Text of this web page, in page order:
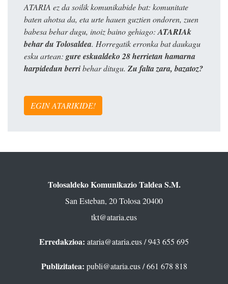
ATARIA ez da soilik komunikabide bat: komunitate
baten ahotsa da, eta urte hauen guztien ondoren, zuen
babesa behar dugu, inoiz baino gehiago:ATARIAk
behar du Tolosaldea. Horregatik erronka bat daukagu
esku artean: gure eskualdeko 28 herrietan hamarna
harpidedun berribehar ditugu. Zu falta zara, bazatoz?
EGIN ATARIKIDE!
Tolosaldeko Komunikazio Taldea S.M.
San Esteban, 20 Tolosa 20400
tkt@ataria.eus
Erredakzioa: ataria@ataria.eus/ 943 655 695
Publizitatea: publi@ataria.eus/ 661 678 818